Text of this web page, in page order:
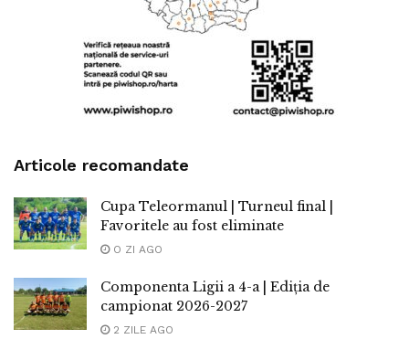
Articole recomandate
Cupa Teleormanul | Turneul final |
Favoritele au fost eliminate
O ZI AGO
Componenta Ligii a 4-a | Ediția de
campionat 2026-2027
2 ZILE AGO